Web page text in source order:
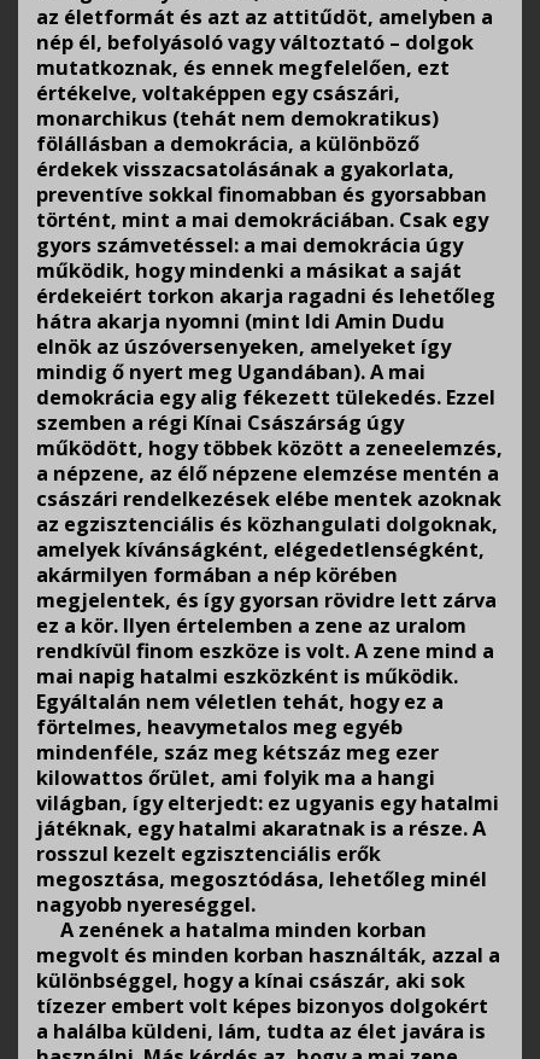
az életformát és azt az attitűdöt, amelyben a
nép él, befolyásoló vagy változtató – dolgok
mutatkoznak, és ennek megfelelően, ezt
értékelve, voltaképpen egy császári,
monarchikus (tehát nem demokratikus)
fölállásban a demokrácia, a különböző
érdekek visszacsatolásának a gyakorlata,
preventíve sokkal finomabban és gyorsabban
történt, mint a mai demokráciában. Csak egy
gyors számvetéssel: a mai demokrácia úgy
működik, hogy mindenki a másikat a saját
érdekeiért torkon akarja ragadni és lehetőleg
hátra akarja nyomni (mint Idi Amin Dudu
elnök az úszóversenyeken, amelyeket így
mindig ő nyert meg Ugandában). A mai
demokrácia egy alig fékezett tülekedés. Ezzel
szemben a régi Kínai Császárság úgy
működött, hogy többek között a zeneelemzés,
a népzene, az élő népzene elemzése mentén a
császári rendelkezések elébe mentek azoknak
az egzisztenciális és közhangulati dolgoknak,
amelyek kívánságként, elégedetlenségként,
akármilyen formában a nép körében
megjelentek, és így gyorsan rövidre lett zárva
ez a kör. Ilyen értelemben a zene az uralom
rendkívül finom eszköze is volt. A zene mind a
mai napig hatalmi eszközként is működik.
Egyáltalán nem véletlen tehát, hogy ez a
förtelmes, heavymetalos meg egyéb
mindenféle, száz meg kétszáz meg ezer
kilowattos őrület, ami folyik ma a hangi
világban, így elterjedt: ez ugyanis egy hatalmi
játéknak, egy hatalmi akaratnak is a része. A
rosszul kezelt egzisztenciális erők
megosztása, megosztódása, lehetőleg minél
nagyobb nyereséggel.
A zenének a hatalma minden korban
megvolt és minden korban használták, azzal a
különbséggel, hogy a kínai császár, aki sok
tízezer embert volt képes bizonyos dolgokért
a halálba küldeni, lám, tudta az élet javára is